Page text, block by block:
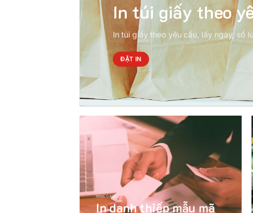
In túi giấy theo
In túi giấy theo yêu cầu, lấy ngay, số
ĐẶT IN
NAME CARD
In danh thiếp mẫu mã